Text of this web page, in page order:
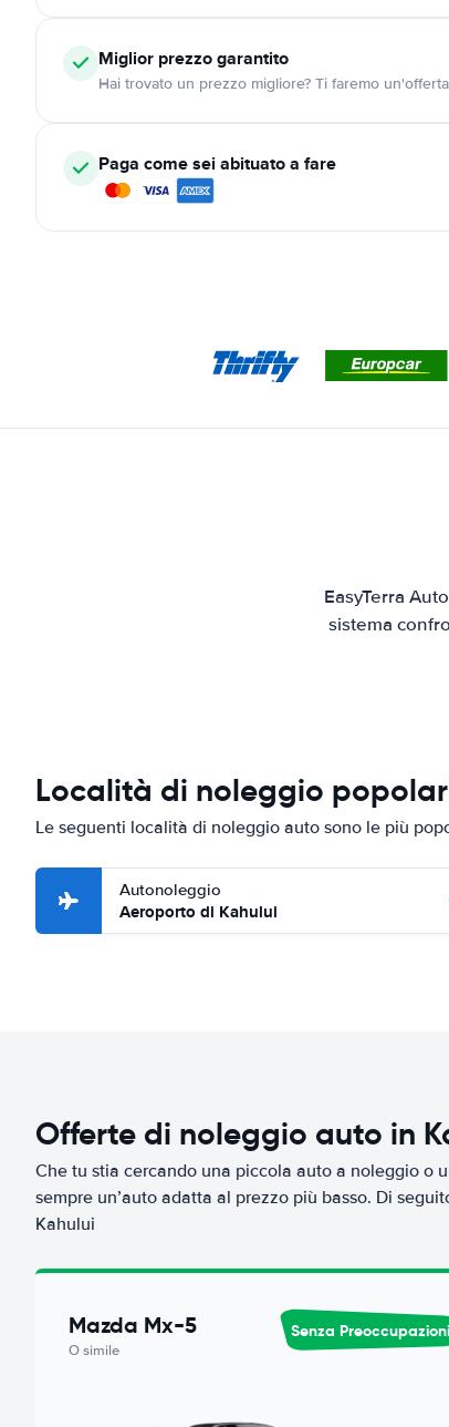
Miglior prezzo garantito
Hai trovato un prezzo migliore? Ti faremo
Paga come sei abituato a fare
EasyTerra
sistema
Località di noleggio
Le seguenti località di noleggio auto sono le più
Autonoleggio
Aeroporto di Kahului
Offerte di noleggio auto in
Che tu stia cercando una piccola auto a noleggio o
sempre un’auto adatta al prezzo più basso. Di
Kahului
Mazda Mx-5
O simile
Senza Preoccupazioni